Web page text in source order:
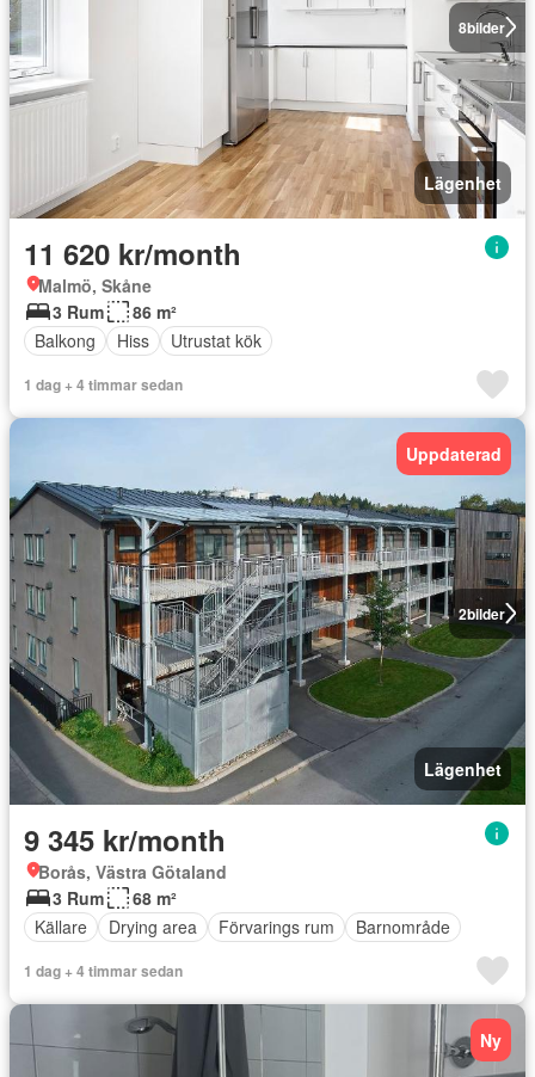
8bilder
Lägenhet
11 620 kr/month
Malmö, Skåne
3 Rum
86 m²
Balkong
Hiss Utrustat kök
1 dag + 4 timmar sedan
2bilder
Uppdaterad
Lägenhet
9 345 kr/month
Borås, Västra Götaland
3 Rum
68 m²
Källare
Drying area Förvarings rum Barnområde
1 dag + 4 timmar sedan
Ny